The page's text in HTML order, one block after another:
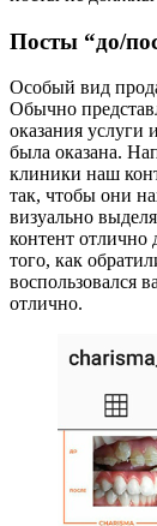
Посты “до/
Особый вид
Обычно
оказания услуги
была оказана.
клиники наш
так, чтобы они
визуально
контент
того, как
воспользовался
отлично.